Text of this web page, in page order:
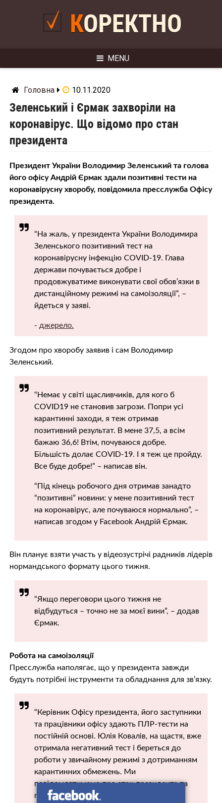
КОРЕКТНО
MENU
Головна 10.11.2020
Зеленський і Єрмак захворіли на
коронавірус. Що відомо про стан
президента
Президент України Володимир Зеленський та голова
його офісу Андрій Єрмак здали позитивні тести на
коронавірусну хворобу, повідомила пресслужба Офісу
президента.
“На жаль, у президента України Володимира
Зеленського позитивний тест на
коронавірусну інфекцію COVID-19. Глава
держави почувається добре і
продовжуватиме виконувати свої обов’язки в
дистанційному режимі на самоізоляції”, –
йдеться у заяві.
- джерело.
Згодом про хворобу заявив і сам Володимир
Зеленський.
“Немає у світі щасливчиків, для кого б
COVID19 не становив загрози. Попри усі
карантинні заходи, я теж отримав
позитивний результат. В мене 37,5, а всім
бажаю 36,6! Втім, почуваюся добре.
Більшість долає COVID-19. І я теж це пройду.
Все буде добре!” – написав він.
“Під кінець робочого дня отримав занадто
“позитивні” новини: у мене позитивний тест
на коронавірус, але почуваюся нормально”, –
написав згодом у Facebook Андрій Єрмак.
Він планує взяти участь у відеозустрічі радників лідерів
нормандського формату цього тижня.
“Якщо переговори цього тижня не
відбудуться – точно не за моєї вини”, – додав
Єрмак.
Робота на самоізоляції
Пресслужба наполягає, що у президента завжди
будуть потрібні інструменти та обладнання для зв’язку.
“Керівник Офісу президента, його заступники
та працівники офісу здають ПЛР-тести на
постійній основі. Юлія Ковалів, на щастя, вже
отримала негативний тест і береться до
роботи у звичайному режимі з дотриманням
карантинних обмежень. Ми
повідомлятимемо про стан президента та
працівників офісу”, – йдеться в заяві.